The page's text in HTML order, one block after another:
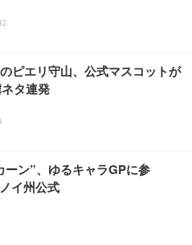
ピエリ守山、公式マスコットが
タ連発
ーン”、ゆるキャラGPに参
イ州公式